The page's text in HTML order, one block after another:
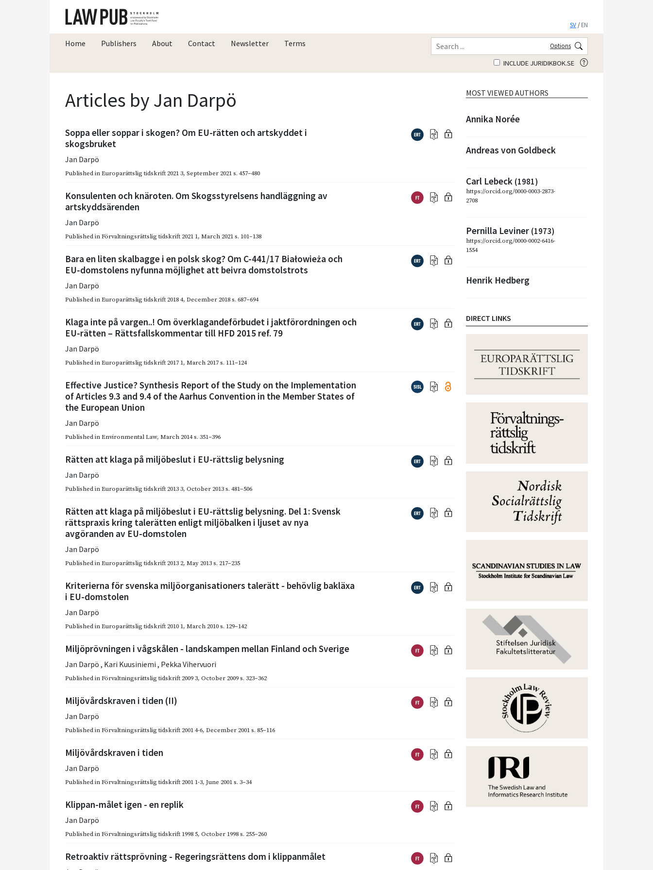
SV /EN
Home Publishers About Contact Newsletter Terms Options
INCLUDE JURIDIKBOK.SE
Articles by Jan Darpö
Soppa eller soppar i skogen? Om EU-rätten och artskyddet i
skogsbruket
Jan Darpö
Published inEuroparättslig tidskrift 2021 3, September 2021s. 457–480
Konsulenten och knäroten. Om Skogsstyrelsens handläggning av
artskyddsärenden
Jan Darpö
Published inFörvaltningsrättslig tidskrift 2021 1, March 2021s. 101–138
Bara en liten skalbagge i en polsk skog? Om C-441/17 Białowieża och
EU-domstolens nyfunna möjlighet att beivra domstolstrots
Jan Darpö
Published inEuroparättslig tidskrift 2018 4, December 2018s. 687–694
Klaga inte på vargen..! Om överklagandeförbudet i jaktförordningen och
EU-rätten – Rättsfallskommentar till HFD 2015 ref. 79
Jan Darpö
Published inEuroparättslig tidskrift 2017 1, March 2017s. 111–124
Effective Justice? Synthesis Report of the Study on the Implementation
of Articles 9.3 and 9.4 of the Aarhus Convention in the Member States of
the European Union
Jan Darpö
Published inEnvironmental Law, March 2014s. 351–396
Rätten att klaga på miljöbeslut i EU-rättslig belysning
Jan Darpö
Published inEuroparättslig tidskrift 2013 3, October 2013s. 481–506
Rätten att klaga på miljöbeslut i EU-rättslig belysning. Del 1: Svensk
rättspraxis kring talerätten enligt miljöbalken i ljuset av nya
avgöranden av EU-domstolen
Jan Darpö
Published inEuroparättslig tidskrift 2013 2, May 2013s. 217–235
Kriterierna för svenska miljöorganisationers talerätt - behövlig bakläxa
i EU-domstolen
Jan Darpö
Published inEuroparättslig tidskrift 2010 1, March 2010s. 129–142
Miljöprövningen i vågskålen - landskampen mellan Finland och Sverige
Jan Darpö , Kari Kuusiniemi , Pekka Vihervuori
Published inFörvaltningsrättslig tidskrift 2009 3, October 2009s. 323–362
Miljövårdskraven i tiden (II)
Jan Darpö
Published inFörvaltningsrättslig tidskrift 2001 4-6, December 2001s. 85–116
Miljövårdskraven i tiden
Jan Darpö
Published inFörvaltningsrättslig tidskrift 2001 1-3, June 2001s. 3–34
Klippan-målet igen - en replik
Jan Darpö
Published inFörvaltningsrättslig tidskrift 1998 5, October 1998s. 255–260
Retroaktiv rättsprövning - Regeringsrättens dom i klippanmålet
MOST VIEWED AUTHORS
Annika Norée
Andreas von Goldbeck
Carl Lebeck (1981)
https://orcid.org/0000-0003-2873-
2708
Pernilla Leviner (1973)
https://orcid.org/0000-0002-6416-
1554
Henrik Hedberg
DIRECT LINKS